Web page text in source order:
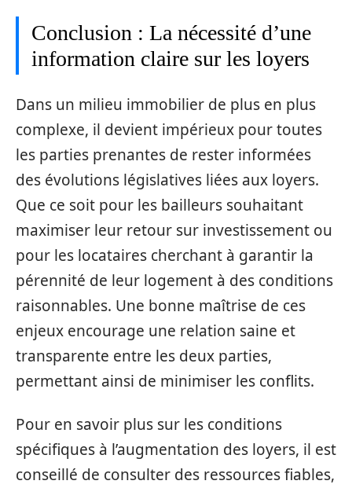
Conclusion : La nécessité d’une
information claire sur les loyers
Dans un milieu immobilier de plus en plus
complexe, il devient impérieux pour toutes
les parties prenantes de rester informées
des évolutions législatives liées aux loyers.
Que ce soit pour les bailleurs souhaitant
maximiser leur retour sur investissement ou
pour les locataires cherchant à garantir la
pérennité de leur logement à des conditions
raisonnables. Une bonne maîtrise de ces
enjeux encourage une relation saine et
transparente entre les deux parties,
permettant ainsi de minimiser les conflits.
Pour en savoir plus sur les conditions
spécifiques à l’augmentation des loyers, il est
conseillé de consulter des ressources fiables,